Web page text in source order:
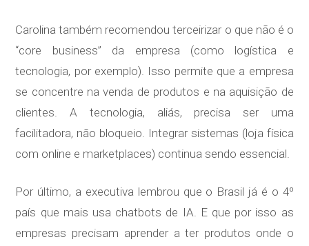
Carolina também recomendou terceirizar o que não é o
“core business” da empresa (como logística e
tecnologia, por exemplo). Isso permite que a empresa
se concentre na venda de produtos e na aquisição de
clientes. A tecnologia, aliás, precisa ser uma
facilitadora, não bloqueio. Integrar sistemas (loja física
com online e marketplaces) continua sendo essencial.
Por último, a executiva lembrou que o Brasil já é o 4º
país que mais usa chatbots de IA. E que por isso as
empresas precisam aprender a ter produtos onde o